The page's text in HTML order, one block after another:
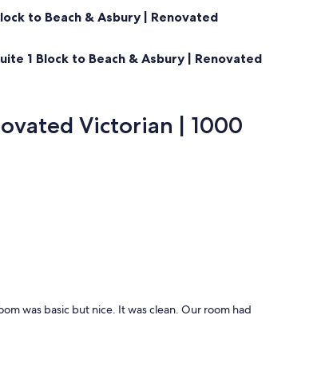
to Beach & Asbury | Renovated
1 Block to Beach & Asbury | Renovated
Victorian | 1000
was basic but nice. It was clean. Our room had